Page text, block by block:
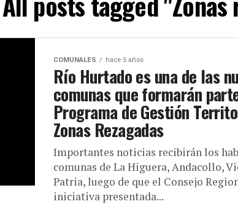
COMUNALES hace 5 años
Río Hurtado es una de las
comunas que formarán
Programa de Gestión
Zonas Rezagadas
Importantes noticias recibirán los
comunas de La Higuera, Andacollo,
Patria, luego de que el Consejo
iniciativa presentada...